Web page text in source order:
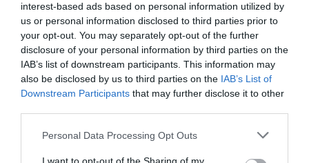
interest-based ads based on personal information utilized by
us or personal information disclosed to third parties prior to
your opt-out. You may separately opt-out of the further
disclosure of your personal information by third parties on the
IAB’s list of downstream participants. This information may
also be disclosed by us to third parties on the IAB’s List of
Downstream Participants that may further disclose it to other
Please note that this website/app uses one or more Google
Personal Data Processing Opt Outs
ΠΕΡΙΓΡΑΦΉ
ΧΑΡΑΚΤΗΡΙΣΤΙΚΆ
ΚΌΣΤΟΣ ΜΕΤΑΦΟΡΙΚΏΝ